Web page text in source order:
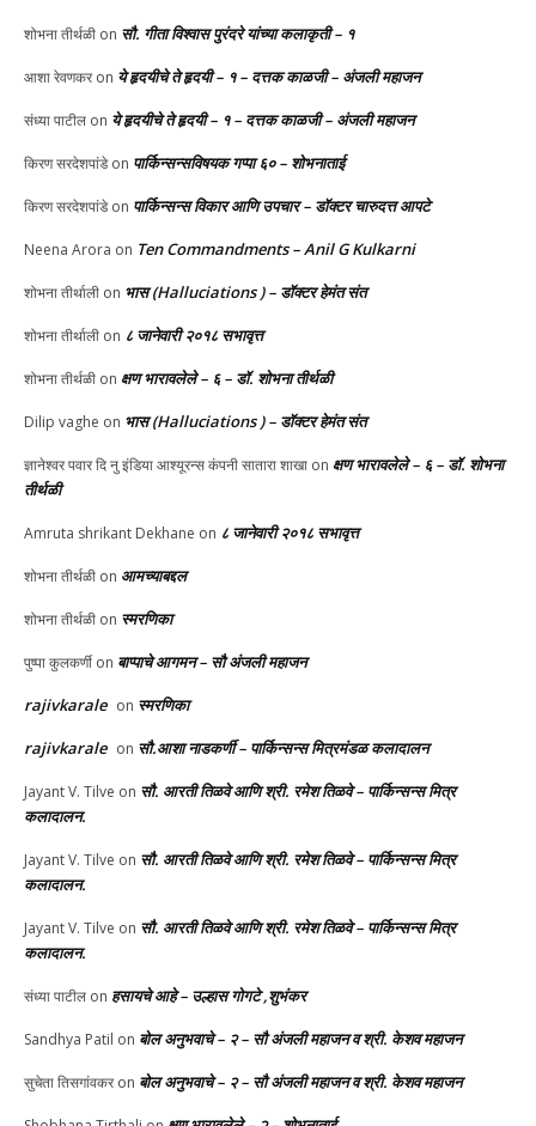
शोभना तीर्थळी on सौ. गीता विश्वास पुरंदरे यांच्या कलाकृती – १
आशा रेवणकरon ये हृदयीचे ते हृदयी – १ – दत्तक काळजी – अंजली महाजन
संध्या पाटील on ये हृदयीचे ते हृदयी – १ – दत्तक काळजी – अंजली महाजन
किरण सरदेशपांडेon पार्किन्सन्सविषयक गप्पा ६० – शोभनाताई
किरण सरदेशपांडेon पार्किन्सन्स विकार आणि उपचार – डॉक्टर चारुदत्त आपटे
Neena Arora on Ten Commandments – Anil G Kulkarni
शोभना तीर्थाली on भास (Halluciations ) – डॉक्टर हेमंत संत
शोभना तीर्थाली on ८ जानेवारी २०१८ सभावृत्त
शोभना तीर्थळी on क्षण भारावलेले – ६ – डॉ. शोभना तीर्थळी
Dilip vaghe on भास (Halluciations ) – डॉक्टर हेमंत संत
ज्ञानेश्वर पवार दि नु इंडिया आश्यूरन्स कंपनी सातारा शाखा on क्षण भारावलेले – ६ – डॉ. शोभना
तीर्थळी
Amruta shrikant Dekhane on ८ जानेवारी २०१८ सभावृत्त
शोभना तीर्थळी on आमच्याबद्दल
शोभना तीर्थळी on स्मरणिका
पुष्पा कुलकर्णी on बाप्पाचे आगमन – सौ अंजली महाजन
rajivkarale on स्मरणिका
rajivkarale on सौ.आशा नाडकर्णी – पार्किन्सन्स मित्रमंडळ कलादालन
Jayant V. Tilve on सौ. आरती तिळवे आणि श्री. रमेश तिळवे – पार्किन्सन्स मित्र
कलादालन.
Jayant V. Tilve on सौ. आरती तिळवे आणि श्री. रमेश तिळवे – पार्किन्सन्स मित्र
कलादालन.
Jayant V. Tilve on सौ. आरती तिळवे आणि श्री. रमेश तिळवे – पार्किन्सन्स मित्र
कलादालन.
संध्या पाटील on हसायचे आहे – उल्हास गोगटे ,शुभंकर
Sandhya Patil on बोल अनुभवाचे – २ – सौ अंजली महाजन व श्री. केशव महाजन
सुचेता तिसगांवकरon बोल अनुभवाचे – २ – सौ अंजली महाजन व श्री. केशव महाजन